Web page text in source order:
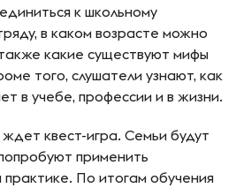
к школьному
в каком возрасте можно
какие существуют мифы
того, слушатели узнают, как
в учебе, профессии и в жизни.
квест-игра. Семьи будут
применить
практике. По итогам обучения